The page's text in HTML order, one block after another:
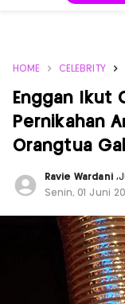
HOME CELEBRITY
Enggan Ikut
Pernikahan
Orangtua
Ravie Wardani ,
Senin, 01 Juni